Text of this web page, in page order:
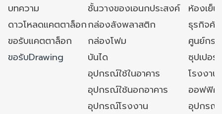
บทความ
ชั้นวางของเอนกประสงค์
ห้องเย็
ดาวโหลดแคตตาล็อกกล่องลังพลาสติก
ธุรกิจค้
ขอรับแคตตาล็อก
กล่องโฟม
ศูนย์กร
ขอรับDrawing
บันได
ซุปเปอ
อุปกรณ์ใช้ในอาคาร
โรงงา
อุปกรณ์ใช้นอกอาคาร
ออฟฟิศ/
อุปกรณ์โรงงาน
อุปกรณ์